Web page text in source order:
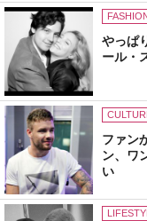
やっぱ
ール・
ファン
ン、ワ
い